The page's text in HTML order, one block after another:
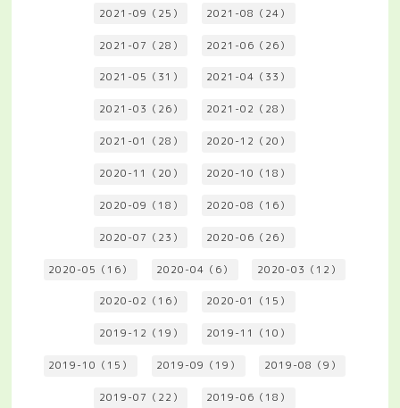
2021-09（25） 2021-08（24）
2021-07（28） 2021-06（26）
2021-05（31） 2021-04（33）
2021-03（26） 2021-02（28）
2021-01（28） 2020-12（20）
2020-11（20） 2020-10（18）
2020-09（18） 2020-08（16）
2020-07（23） 2020-06（26）
2020-05（16） 2020-04（6） 2020-03（12）
2020-02（16） 2020-01（15）
2019-12（19） 2019-11（10）
2019-10（15） 2019-09（19） 2019-08（9）
2019-07（22） 2019-06（18）